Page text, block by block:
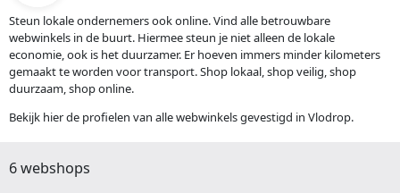
Steun lokale ondernemers ook online. Vind alle betrouwbare
webwinkels in de buurt. Hiermee steun je niet alleen de lokale
economie, ook is het duurzamer. Er hoeven immers minder kilometers
gemaakt te worden voor transport. Shop lokaal, shop veilig, shop
duurzaam, shop online.
Bekijk hier de profielen van alle webwinkels gevestigd in Vlodrop.
6 webshops